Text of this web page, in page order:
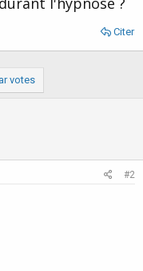
Citer
votes
#2